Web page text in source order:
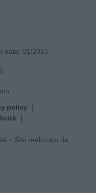
data: 01/2013
policy
- Sito realizzato da